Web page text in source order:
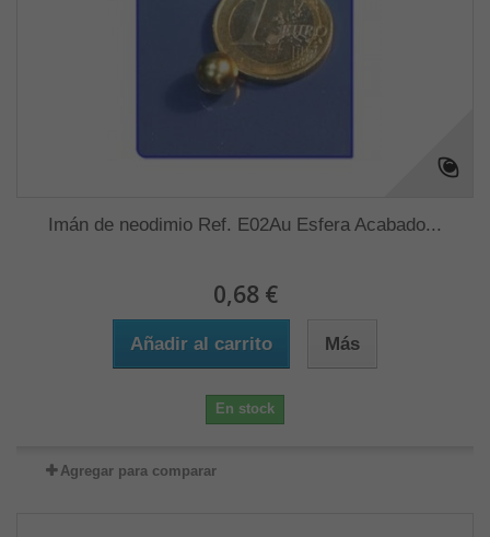
Imán de neodimio Ref. E02Au Esfera Acabado...
0,68 €
Añadir al carrito Más
En stock
Agregar para comparar